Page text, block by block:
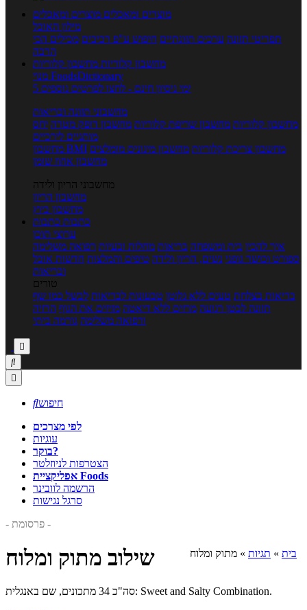
מוצרים ומאכלים מוצרים ומאכלים
מילון האוכל
תפריטי תזונה ערכים תזונתיים חיפוש ע"פ רכיבים מכילים הכי
הרבה
מחשבון קלוריות מחשבון קלוריות
מנוי FoodsDictionary
5 ימי ניסיון חינם - לחצו לפרטים נוספים
מחשבוני תזונה ובריאות
מחשבון קלוריות מחשבון שריפת קלוריות מחשבון דופק מטרה יחס
מותניים לירכיים
מחשבון BMI
מחשבון צריכת קלוריות מחשבון מינונים מומלצים
מחשבון אחוז שומן
מחשבוני הריון ולידה
מחשבון הריון
מחשבון ביוץ
כתבות כתבות
ערוצי תוכן
איך להכין בית ומשפחה בריאות מחלות ובעיות רפואה משלימה
ספורט וכושר גופני נשים, הריון ולידה טיפים והמלצות חדשות אוכל
ובריאות
טורים
בריאות בצלחת טעים ללא גלוטן טבעונות לבריאות לבשל כמו שף
תזונה לבטן רגועה מרזים ללא דיאטה מזיזים את הגוף הרזיה
ורפואה משלימה גורמה ביתי



חיפוש
לפי מצרכים
עוגיות
בוקר?
הצטרפות לניוזלטר
אפליקציית Foods
הרשמה לוובינר
סרגל נגישות
- פרסומת -
בית » תגיות » מתוק ומלוח שילוב מתוק ומלוח
סה"כ 34 מתכונים, שם באנגלית: Sweet and Salty Combination.